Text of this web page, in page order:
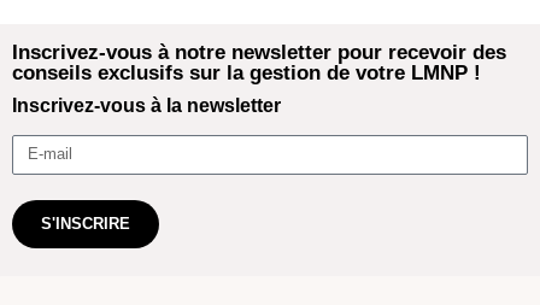
Inscrivez-vous à notre newsletter pour recevoir des
conseils exclusifs sur la gestion de votre LMNP !
Inscrivez-vous à la newsletter
S'INSCRIRE